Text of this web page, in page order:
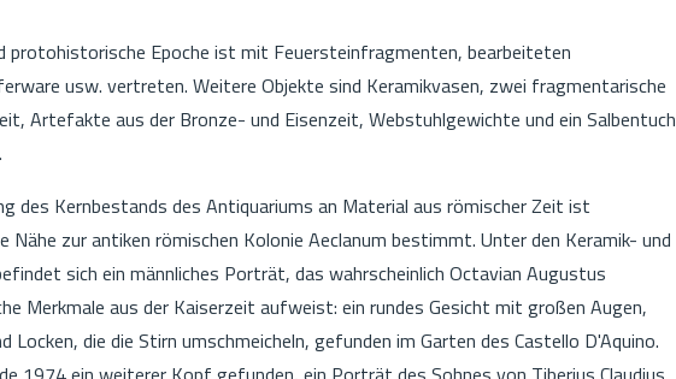
protohistorische Epoche ist mit Feuersteinfragmenten, bearbeiteten
usw. vertreten. Weitere Objekte sind Keramikvasen, zwei fragmentarische
Artefakte aus der Bronze- und Eisenzeit, Webstuhlgewichte und ein Salbentuch
des Kernbestands des Antiquariums an Material aus römischer Zeit ist
Nähe zur antiken römischen Kolonie Aeclanum bestimmt. Unter den Keramik- und
sich ein männliches Porträt, das wahrscheinlich Octavian Augustus
Merkmale aus der Kaiserzeit aufweist: ein rundes Gesicht mit großen Augen,
Locken, die die Stirn umschmeicheln, gefunden im Garten des Castello D'Aquino.